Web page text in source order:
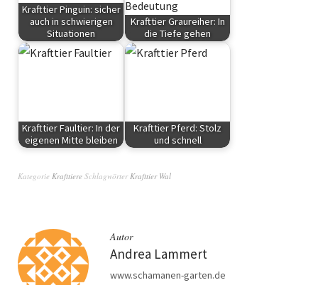
Krafttier Pinguin: sicher
auch in schwierigen
Situationen
Krafttiere
Krafttier Graureiher: In
die Tiefe gehen
Krafttiere
Krafttier Faultier: In der
eigenen Mitte bleiben
Krafttier Pferd: Stolz
und schnell
Kategorie Krafttiere SchlagwörterKrafttier Wal
Autor
Andrea Lammert
www.schamanen-garten.de